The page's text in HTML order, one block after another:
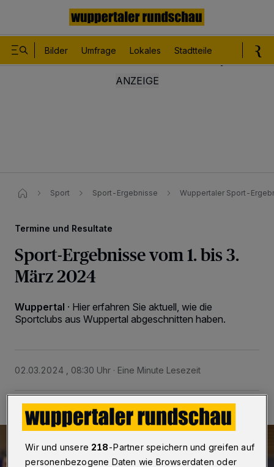
Bilder Umfrage Lokales Stadtteile
Sport Sport-Ergebnisse Wuppertaler Sport-
Termine und Resultate
Sport-Ergebnisse vom 1. bis 3.
März 2024
Wuppertal · Hier erfahren Sie aktuell, wie die
Sportclubs aus Wuppertal abgeschnitten haben.
02.03.2024 , 08:30 Uhr Eine Minute Lesezeit
Wir und unsere 218-Partner speichern und greifen auf
personenbezogene Daten wie Browserdaten oder